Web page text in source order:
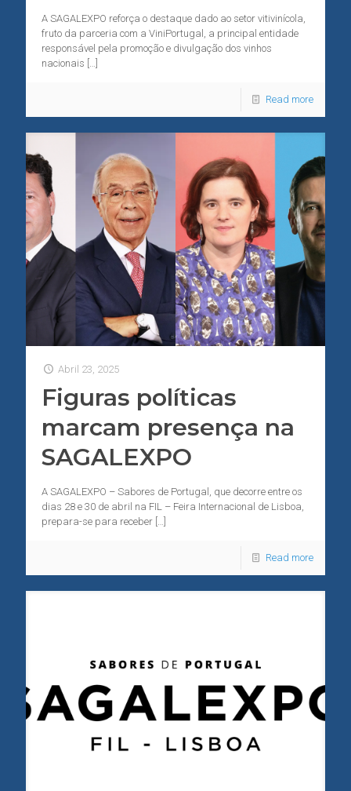
A SAGALEXPO reforça o destaque dado ao setor vitivinícola,
fruto da parceria com a ViniPortugal, a principal entidade
responsável pela promoção e divulgação dos vinhos
nacionais […]
Read more
Abril 23, 2025
Figuras políticas
marcam presença na
SAGALEXPO
A SAGALEXPO – Sabores de Portugal, que decorre entre os
dias 28 e 30 de abril na FIL – Feira Internacional de Lisboa,
prepara-se para receber […]
Read more